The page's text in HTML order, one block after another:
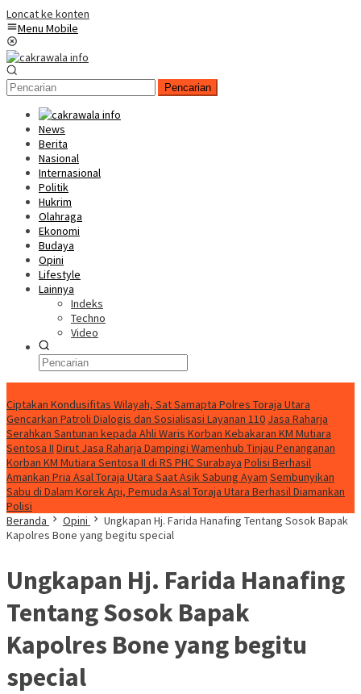
Loncat ke konten
Menu Mobile
Pencarian
News
Berita
Nasional
Internasional
Politik
Hukrim
Olahraga
Ekonomi
Budaya
Opini
Lifestyle
Lainnya
Indeks
Techno
Video
Ciptakan Kondusifitas Wilayah, Sat Samapta Polres Toraja Utara
Gencarkan Patroli Dialogis dan Sosialisasi Layanan 110 Jasa Raharja
Serahkan Santunan kepada Ahli Waris Korban Kebakaran KM Mutiara
Sentosa II Dirut Jasa Raharja Dampingi Wamenhub Tinjau Penanganan
Korban KM Mutiara Sentosa II di RS PHC Surabaya Polisi Berhasil
Amankan Pria Asal Toraja Utara Saat Asik Sabung Ayam Sembunyikan
Sabu di Dalam Korek Api, Pemuda Asal Toraja Utara Berhasil Diamankan
Polisi
Beranda
Opini
Ungkapan Hj. Farida Hanafing Tentang Sosok Bapak
Kapolres Bone yang begitu special
Ungkapan Hj. Farida Hanafing
Tentang Sosok Bapak
Kapolres Bone yang begitu
special